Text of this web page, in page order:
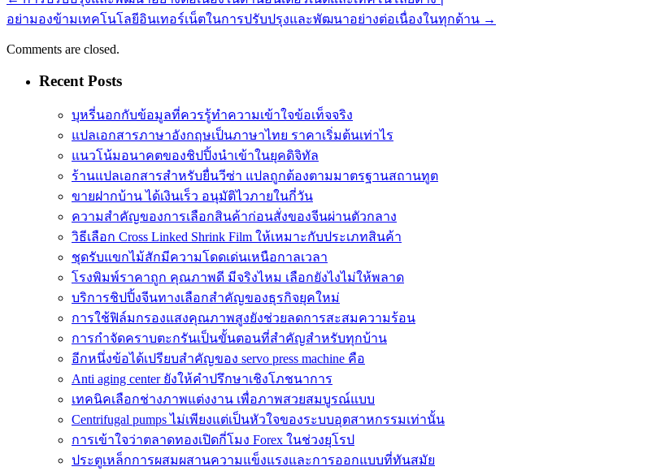
อย่ามองข้ามเทคโนโลยีอินเทอร์เน็ตในการปรับปรุงและพัฒนาอย่างต่อเนื่องในทุกด้าน →
Comments are closed.
Recent Posts
บุหรี่นอกกับข้อมูลที่ควรรู้ทำความเข้าใจข้อเท็จจริง
แปลเอกสารภาษาอังกฤษเป็นภาษาไทย ราคาเริ่มต้นเท่าไร
แนวโน้มอนาคตของชิปปิ้งนำเข้าในยุคดิจิทัล
ร้านแปลเอกสารสำหรับยื่นวีซ่า แปลถูกต้องตามมาตรฐานสถานทูต
ขายฝากบ้าน ได้เงินเร็ว อนุมัติไวภายในกี่วัน
ความสำคัญของการเลือกสินค้าก่อนสั่งของจีนผ่านตัวกลาง
วิธีเลือก Cross Linked Shrink Film ให้เหมาะกับประเภทสินค้า
ชุดรับแขกไม้สักมีความโดดเด่นเหนือกาลเวลา
โรงพิมพ์ราคาถูก คุณภาพดี มีจริงไหม เลือกยังไงไม่ให้พลาด
บริการชิปปิ้งจีนทางเลือกสำคัญของธุรกิจยุคใหม่
การใช้ฟิล์มกรองแสงคุณภาพสูงยังช่วยลดการสะสมความร้อน
การกำจัดคราบตะกรันเป็นขั้นตอนที่สำคัญสำหรับทุกบ้าน
อีกหนึ่งข้อได้เปรียบสำคัญของ servo press machine คือ
Anti aging center ยังให้คำปรึกษาเชิงโภชนาการ
เทคนิคเลือกช่างภาพแต่งงาน เพื่อภาพสวยสมบูรณ์แบบ
Centrifugal pumps ไม่เพียงแต่เป็นหัวใจของระบบอุตสาหกรรมเท่านั้น
การเข้าใจว่าตลาดทองเปิดกี่โมง Forex ในช่วงยุโรป
ประตูเหล็กการผสมผสานความแข็งแรงและการออกแบบที่ทันสมัย